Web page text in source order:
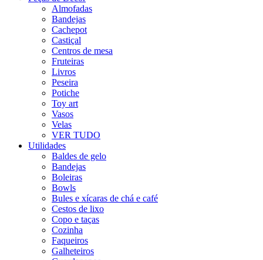
Almofadas
Bandejas
Cachepot
Castiçal
Centros de mesa
Fruteiras
Livros
Peseira
Potiche
Toy art
Vasos
Velas
VER TUDO
Utilidades
Baldes de gelo
Bandejas
Boleiras
Bowls
Bules e xícaras de chá e café
Cestos de lixo
Copo e taças
Cozinha
Faqueiros
Galheteiros